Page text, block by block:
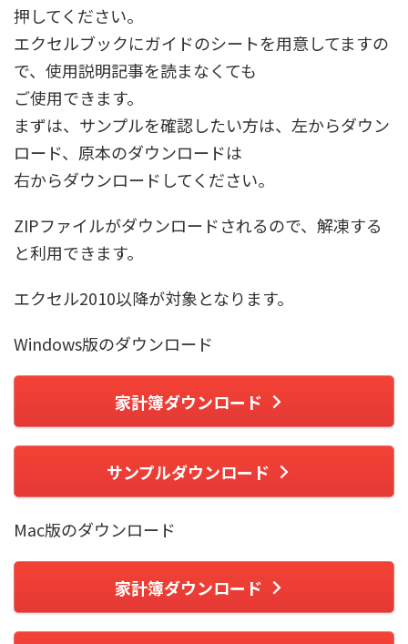
押してください。
エクセルブックにガイドのシートを用意してますの
で、使用説明記事を読まなくても
ご使用できます。
まずは、サンプルを確認したい方は、左からダウン
ロード、原本のダウンロードは
右からダウンロードしてください。
ZIPファイルがダウンロードされるので、解凍する
と利用できます。
エクセル2010以降が対象となります。
Windows版のダウンロード
家計簿ダウンロード
サンプルダウンロード
Mac版のダウンロード
家計簿ダウンロード